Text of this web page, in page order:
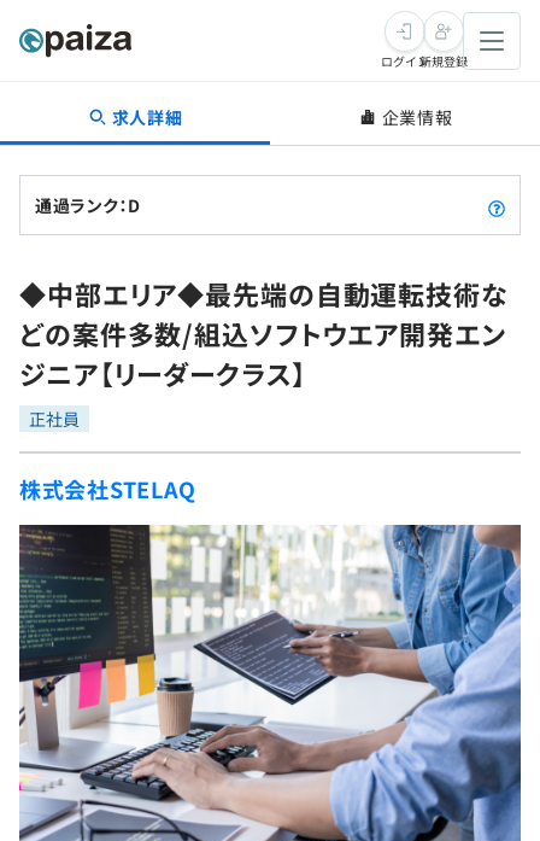
転職・キャリア
転職成功ガイド
転職エージェント
インタビュー
転職成功ガイド
新卒就活
求人検索
本選考
インターン
新卒エージェント
イベント・セミナー
インタビュー
就活成功ガイド
学習
問題集
4択課題
ナレッジ
リファレンス
プラン
個人向けプラン
法人向けプラン
プログラミング言語
評価結果一覧
再チャレンジ結果一覧
ゲーム・マンガ
Tech Team Journal
paiza times
note
paizaとは？
ログイン新規登録
求人詳細 企業情報
通過ランク：D
◆中部エリア◆最先端の自動運転技術な
どの案件多数/組込ソフトウエア開発エン
ジニア【リーダークラス】
正社員
株式会社STELAQ